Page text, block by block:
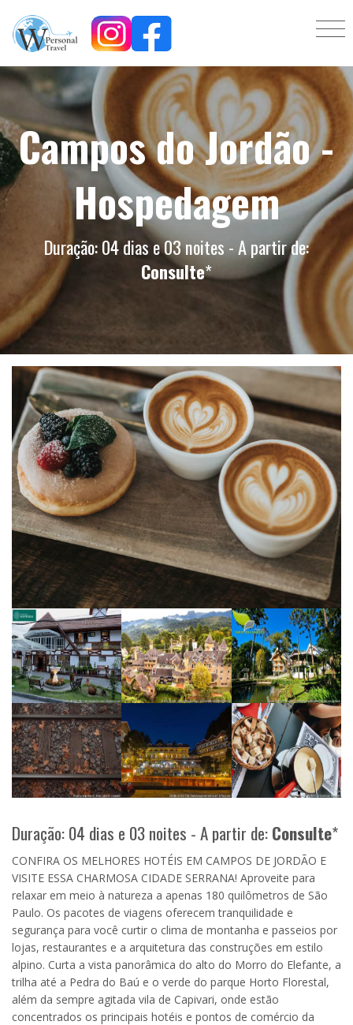
Campos do Jordão -
Hospedagem
Duração: 04 dias e 03 noites - A partir de:
Consulte*
Duração: 04 dias e 03 noites - A partir de:Consulte*
CONFIRA OS MELHORES HOTÉIS EM CAMPOS DE JORDÃO E
VISITE ESSA CHARMOSA CIDADE SERRANA! Aproveite para
relaxar em meio à natureza a apenas 180 quilômetros de São
Paulo. Os pacotes de viagens oferecem tranquilidade e
segurança para você curtir o clima de montanha e passeios por
lojas, restaurantes e a arquitetura das construções em estilo
alpino. Curta a vista panorâmica do alto do Morro do Elefante, a
trilha até a Pedra do Baú e o verde do parque Horto Florestal,
além da sempre agitada vila de Capivari, onde estão
concentrados os principais hotéis e pontos de comércio da